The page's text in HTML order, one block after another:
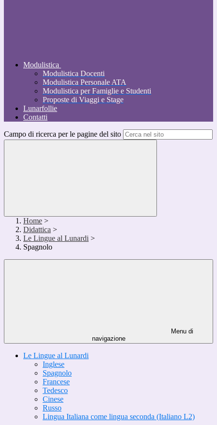
Modulistica
Modulistica Docenti
Modulistica Personale ATA
Modulistica per Famiglie e Studenti
Proposte di Viaggi e Stage
Lunarfollie
Contatti
Campo di ricerca per le pagine del sito
Home >
Didattica >
Le Lingue al Lunardi >
Spagnolo
Menu di
navigazione
Le Lingue al Lunardi
Inglese
Spagnolo
Francese
Tedesco
Cinese
Russo
Lingua Italiana come lingua seconda (Italiano L2)